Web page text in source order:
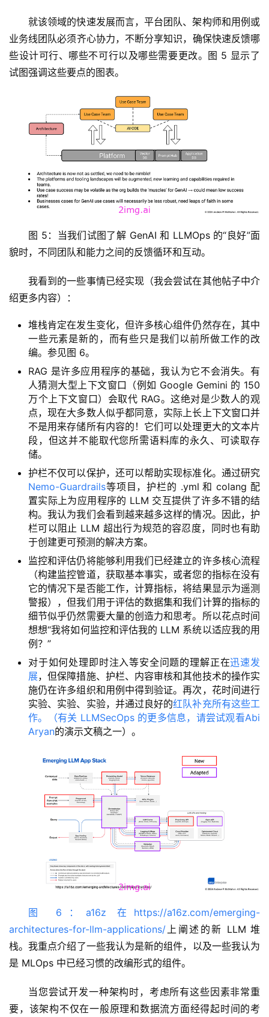
白
泽
绘
业
我
登录 注册
就该领域的快速发展而言，平台团队、架构师和用例或
业务线团队必须齐心协力，不断分享知识，确保快速反馈哪
些设计可行、哪些不可行以及哪些需要更改。图 5 显示了
试图强调这些要点的图表。
图 5：当我们试图了解 GenAI 和 LLMOps 的“良好”面
貌时，不同团队和能力之间的反馈循环和互动。
我看到的一些事情已经实现（我会尝试在其他帖子中介
绍更多内容）：
堆栈肯定在发生变化，但许多核心组件仍然存在，其中
一些元素是新的，而有些只是我们以前所做工作的改
编。参见图 6。
RAG 是许多应用程序的基础，我认为它不会消失。有
人猜测大型上下文窗口（例如 Google Gemini 的 150
万个上下文窗口）会取代 RAG。这绝对是少数人的观
点，现在大多数人似乎都同意，实际上长上下文窗口并
不是用来存储所有内容的！它们可以处理更大的文本片
段，但这并不能取代您所需语料库的永久、可读取存
储。
护栏不仅可以保护，还可以帮助实现标准化。通过研究
Nemo-Guardrails等项目，护栏的 .yml 和 colang 配
置实际上为应用程序的 LLM 交互提供了许多不错的结
构。我认为我们会看到越来越多这样的情况。因此，护
栏可以阻止 LLM 超出行为规范的容忍度，同时也有助
于创建更可预测的解决方案。
监控和评估仍将能够利用我们已经建立的许多核心流程
（构建监控管道，获取基本事实，或者您的指标在没有
它的情况下是否能工作，计算指标，将结果显示为遥测
警报），但我们用于评估的数据集和我们计算的指标的
细节似乎仍然需要大量的创造力和思考。所以花点时间
想想“我将如何监控和评估我的 LLM 系统以适应我的用
例？”
对于如何处理即时注入等安全问题的理解正在迅速发
展，但保障措施、护栏、内容审核和其他技术的操作实
施仍在许多组织和用例中得到验证。再次，花时间进行
实验、实验、实验，并通过良好的红队补充所有这些工
作。（有关 LLMSecOps 的更多信息，请尝试观看Abi
Aryan的演示文稿之一）。
图 6：a16z 在https://a16z.com/emerging-
architectures-for-llm-applications/上阐述的新 LLM 堆
栈。我重点介绍了一些我认为是新的组件，以及一些我认为
是 MLOps 中已经习惯的改编形式的组件。
当您尝试开发一种架构时，考虑所有这些因素非常重
要，该架构不仅在一般原理和数据流方面经得起时间的考